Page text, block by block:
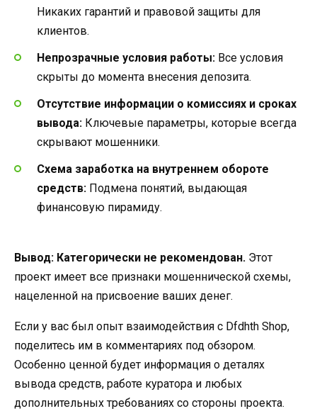
Никаких гарантий и правовой защиты для
клиентов.
Непрозрачные условия работы: Все условия
скрыты до момента внесения депозита.
Отсутствие информации о комиссиях и сроках
вывода: Ключевые параметры, которые всегда
скрывают мошенники.
Схема заработка на внутреннем обороте
средств: Подмена понятий, выдающая
финансовую пирамиду.
Вывод: Категорически не рекомендован. Этот
проект имеет все признаки мошеннической схемы,
нацеленной на присвоение ваших денег.
Если у вас был опыт взаимодействия с Dfdhth Shop,
поделитесь им в комментариях под обзором.
Особенно ценной будет информация о деталях
вывода средств, работе куратора и любых
дополнительных требованиях со стороны проекта.